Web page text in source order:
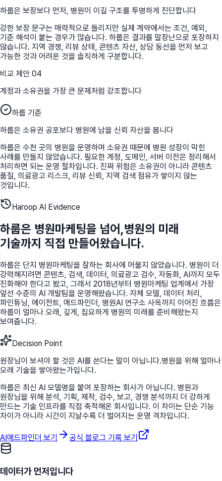
하룹은 보장보다 먼저, 병원이 이길 구조를 투명하게 진단합니다
강한 보장 문구는 매력적으로 들리지만 실제 계약에서는 조건, 예외,
기준 해석이 붙는 경우가 많습니다. 하룹은 결과를 말장난으로 포장하지
않습니다. 지역 경쟁, 리뷰 상태, 콘텐츠 자산, 상담 동선을 먼저 보고
가능한 것과 어려운 것을 솔직하게 구분합니다.
비교 제안 04
계정과 소유권을 가장 큰 문제처럼 강조합니다
하룹 기준
하룹은 소유권 공포보다 병원에 남을 신뢰 자산을 봅니다
하룹은 수천 곳의 병원을 운영하며 소유권 때문에 병원 성장이 막힌
사례를 만들지 않았습니다. 필요한 계정, 도메인, 서버 이전은 정리해서
처리하면 되는 운영 절차입니다. 진짜 위험은 소유권이 아니라 콘텐츠
품질, 의료광고 리스크, 리뷰 신뢰, 지역 검색 점유가 쌓이지 않는
것입니다.
Haroop AI Evidence
하룹은 병원마케팅을 넘어,병원의 미래
기술까지 직접 만들어왔습니다.
하룹은 단지 병원마케팅을 잘하는 회사에 머물지 않았습니다. 병원이 더
강력해지려면 콘텐츠, 검색, 데이터, 의료광고 검수, 자동화, AI까지 모두
진화해야 한다고 봤고, 그래서 2018년부터 병원마케팅 업계에서 가장
앞선 수준의 AI 개발팀을 운영해왔습니다. 자체 모델, 데이터 처리,
파인튜닝, 에이전트, 애드파인더, 병원AI 연구소 사옥까지 이어진 흐름은
하룹이 얼마나 오래, 깊게, 집요하게 병원의 미래를 준비해왔는지
보여줍니다.
Decision Point
원장님이 보셔야 할 것은 AI를 쓴다는 말이 아닙니다.병원을 위해 얼마나
오래 기술을 쌓아왔는가입니다.
하룹은 최신 AI 모델명을 붙여 포장하는 회사가 아닙니다. 병원과
원장님을 위해 분석, 기획, 제작, 검수, 보고, 경쟁 분석까지 더 강하게
만드는 기술 인프라를 직접 축적해온 회사입니다. 이 차이는 단순 기능
차이가 아니라 시간이 지날수록 더 벌어지는 운영 격차입니다.
AI애드파인더 보기 공식 블로그 기록 보기
데이터가 먼저입니다